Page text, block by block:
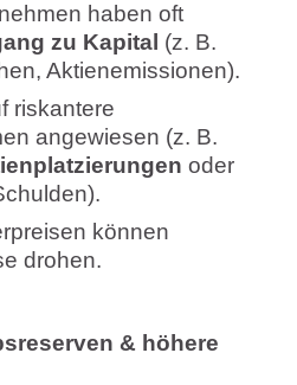
haben oft
zu Kapital (z. B.
Aktienemissionen).
riskantere
angewiesen (z. B.
oder
können
drohen.
& höhere